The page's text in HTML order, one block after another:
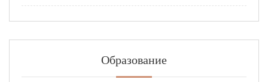
Образование